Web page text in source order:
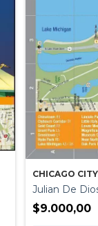
CHICAGO
Julian De
$9.000,00